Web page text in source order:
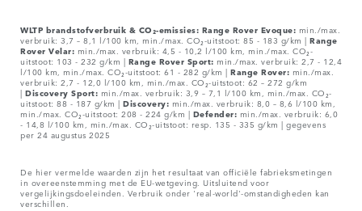
WLTP brandstofverbruik & CO₂-emissies: Range Rover Evoque: min./max.
verbruik: 3,7 – 8,1 l/100 km, min./max. CO₂-uitstoot: 85 - 183 g/km | Range
Rover Velar: min./max. verbruik: 4,5 - 10,2 l/100 km, min./max. CO₂-
uitstoot: 103 - 232 g/km | Range Rover Sport: min./max. verbruik: 2,7 - 12,4
l/100 km, min./max. CO₂-uitstoot: 61 - 282 g/km | Range Rover: min./max.
verbruik: 2,7 - 12,0 l/100 km, min./max. CO₂-uitstoot: 62 – 272 g/km
| Discovery Sport: min./max. verbruik: 3,9 – 7,1 l/100 km, min./max. CO₂-
uitstoot: 88 - 187 g/km | Discovery: min./max. verbruik: 8,0 – 8,6 l/100 km,
min./max. CO₂-uitstoot: 208 - 224 g/km | Defender: min./max. verbruik: 6,0
- 14,8 l/100 km, min./max. CO₂-uitstoot: resp. 135 - 335 g/km | gegevens
per 24 augustus 2025
De hier vermelde waarden zijn het resultaat van officiële fabrieksmetingen
in overeenstemming met de EU-wetgeving. Uitsluitend voor
vergelijkingsdoeleinden. Verbruik onder 'real-world'-omstandigheden kan
verschillen.